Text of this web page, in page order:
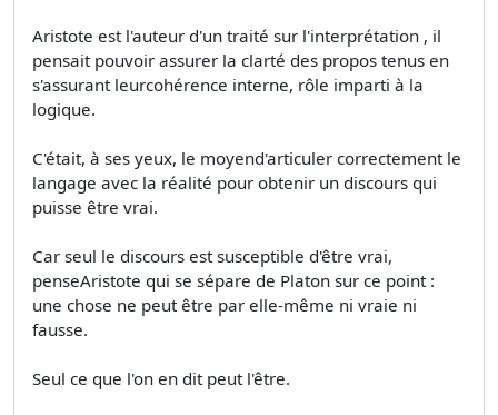
Aristote est l'auteur d'un traité sur l'interprétation , il
pensait pouvoir assurer la clarté des propos tenus en
s'assurant leurcohérence interne, rôle imparti à la
logique.
C'était, à ses yeux, le moyend'articuler correctement le
langage avec la réalité pour obtenir un discours qui
puisse être vrai.
Car seul le discours est susceptible d'être vrai,
penseAristote qui se sépare de Platon sur ce point :
une chose ne peut être par elle-même ni vraie ni
fausse.
Seul ce que l'on en dit peut l'être.